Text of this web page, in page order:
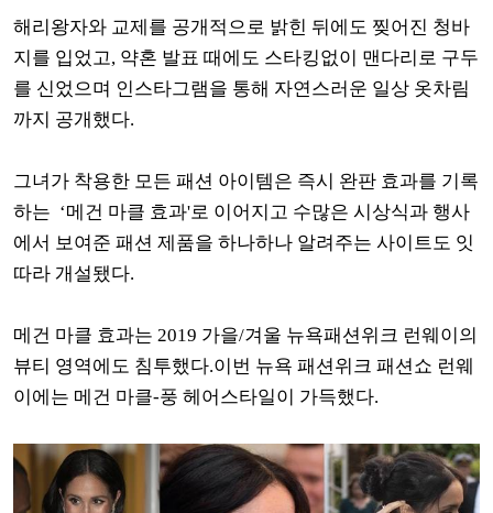
해리왕자와 교제를 공개적으로 밝힌 뒤에도 찢어진 청바
지를 입었고, 약혼 발표 때에도 스타킹없이 맨다리로 구두
를 신었으며 인스타그램을 통해 자연스러운 일상 옷차림
까지 공개했다.
그녀가 착용한 모든 패션 아이템은 즉시 완판 효과를 기록
하는 ‘메건 마클 효과'로 이어지고 수많은 시상식과 행사
에서 보여준 패션 제품을 하나하나 알려주는 사이트도 잇
따라 개설됐다.
메건 마클 효과는 2019 가을/겨울 뉴욕패션위크 런웨이의
뷰티 영역에도 침투했다.이번 뉴욕 패션위크 패션쇼 런웨
이에는 메건 마클-풍 헤어스타일이 가득했다.